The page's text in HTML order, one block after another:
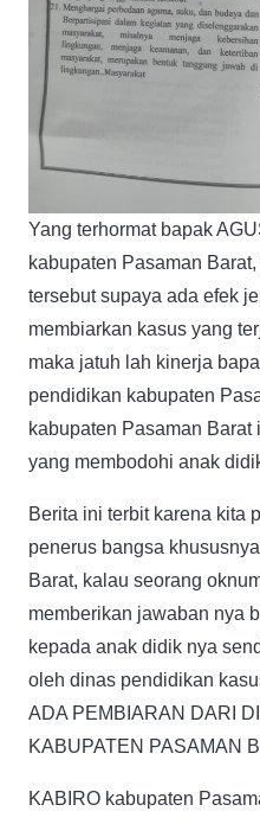
Yang terhormat bapak
kabupaten Pasaman
tersebut supaya ada efek
membiarkan kasus yang
maka jatuh lah kinerja
pendidikan kabupaten
kabupaten Pasaman
yang membodohi anak
Berita ini terbit karena kita
penerus bangsa
Barat, kalau seorang
memberikan jawaban nya
kepada anak didik nya
oleh dinas pendidikan
ADA PEMBIARAN DARI
KABUPATEN PASAMAN
KABIRO kabupaten